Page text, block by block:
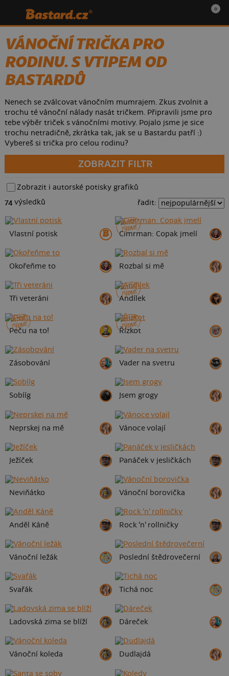
0
VÁNOČNÍ TRIČKA PRO
RODINU. S VTIPEM OD
BASTARDŮ
Nenech se zválcovat vánočním mumrajem. Zkus zvolnit a
trochu té vánoční nálady nasát tričkem. Připravili jsme pro
tebe výběr triček s vánočními motivy. Pojalo jsme je sice
trochu netradičně, zkrátka tak, jak se u Bastardu patří :)
Vybereš si trička pro celou rodinu?
ZOBRAZIT FILTR
Zobrazit i autorské potisky grafiků
74výsledků řadit:
Vlastní potisk
POTISK
TÝDNE
Cimrman: Copak jmelí
Okořeňme to Rozbal si mě
Tři veteráni
POTISK
TÝDNE
Andílek
POTISK
TÝDNE
Peču na to!
POTISK
TÝDNE
Řízkot
Zásobování Vader na svetru
Sobííg Jsem grogy
Neprskej na mě Vánoce volají
Ježíček Panáček v jesličkách
Neviňátko Vánoční borovička
Anděl Káně Rock 'n' rollničky
Vánoční ležák Poslední štědrovečerní
Svařák Tichá noc
Ladovská zima se blíží Dáreček
Vánoční koleda Dudlajdá